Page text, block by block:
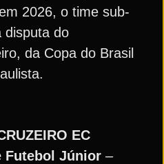
2026, o time sub-
disputa do
da Copa do Brasil
EC
Futebol Júnior –